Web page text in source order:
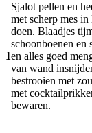
1
Sjalot pellen en
met scherp mes
doen. Blaadjes
schoonboenen en
en alles goed
van wand
bestrooien met
met
bewaren.